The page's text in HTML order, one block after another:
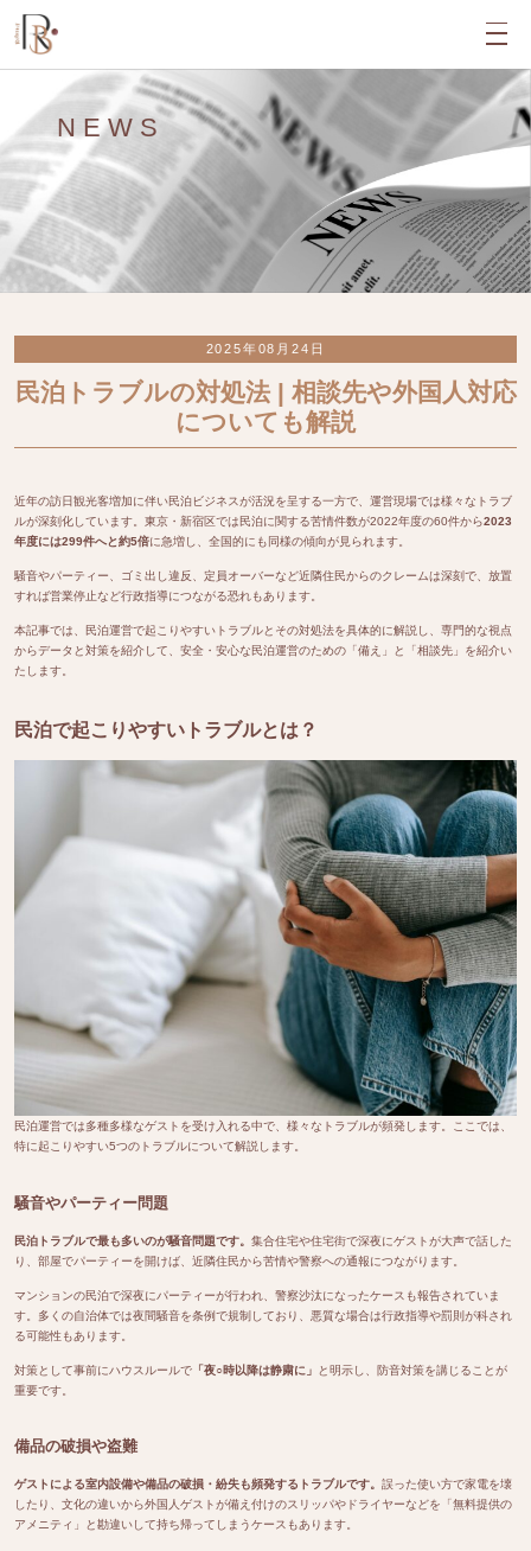
NEWS
2025年08月24日
民泊トラブルの対処法 | 相談先や外国人対応
についても解説
近年の訪日観光客増加に伴い民泊ビジネスが活況を呈する一方で、運営現場では様々なトラブ
ルが深刻化しています。東京・新宿区では民泊に関する苦情件数が2022年度の60件から2023
年度には299件へと約5倍に急増し、全国的にも同様の傾向が見られます。
騒音やパーティー、ゴミ出し違反、定員オーバーなど近隣住民からのクレームは深刻で、放置
すれば営業停止など行政指導につながる恐れもあります。
本記事では、民泊運営で起こりやすいトラブルとその対処法を具体的に解説し、専門的な視点
からデータと対策を紹介して、安全・安心な民泊運営のための「備え」と「相談先」を紹介い
たします。
民泊で起こりやすいトラブルとは？
民泊運営では多種多様なゲストを受け入れる中で、様々なトラブルが頻発します。ここでは、
特に起こりやすい5つのトラブルについて解説します。
騒音やパーティー問題
民泊トラブルで最も多いのが騒音問題です。 集合住宅や住宅街で深夜にゲストが大声で話した
り、部屋でパーティーを開けば、近隣住民から苦情や警察への通報につながります。
マンションの民泊で深夜にパーティーが行われ、警察沙汰になったケースも報告されていま
す。多くの自治体では夜間騒音を条例で規制しており、悪質な場合は行政指導や罰則が科され
る可能性もあります。
対策として事前にハウスルールで「夜○時以降は静粛に」
と明示し、防音対策を講じることが
重要です。
備品の破損や盗難
ゲストによる室内設備や備品の破損・紛失も頻発するトラブルです。 誤った使い方で家電を壊
したり、文化の違いから外国人ゲストが備え付けのスリッパやドライヤーなどを「無料提供の
アメニティ」と勘違いして持ち帰ってしまうケースもあります。